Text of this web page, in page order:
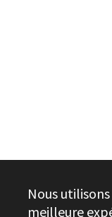
Nous
meilleure